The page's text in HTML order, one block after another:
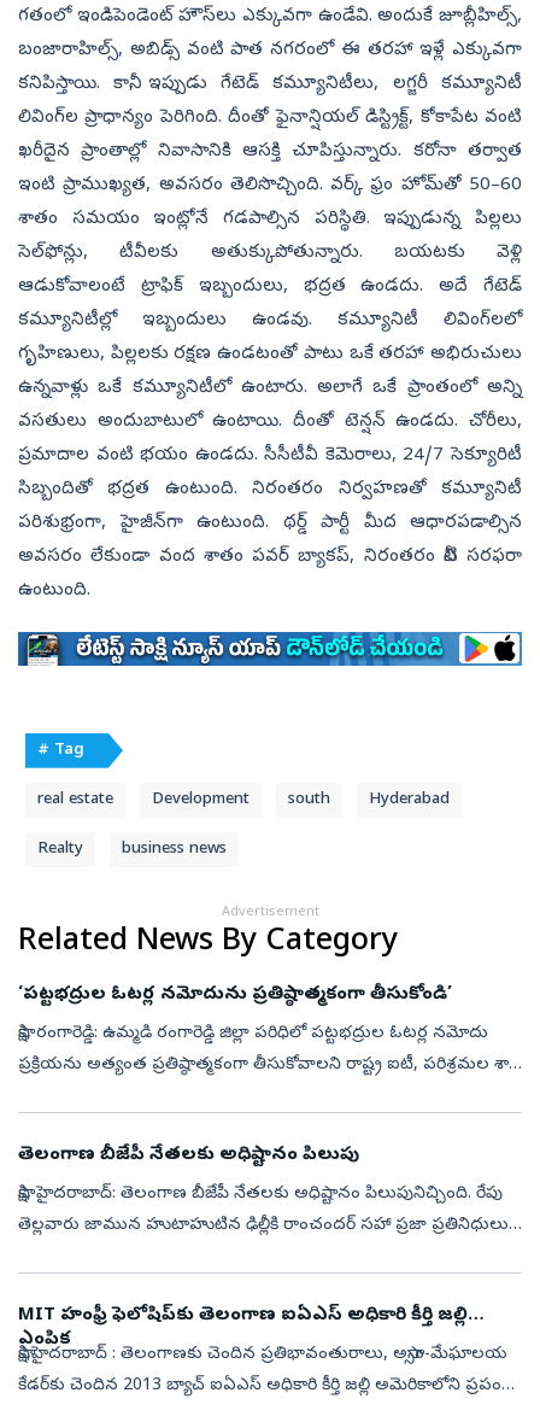
గతంలో ఇండిపెండెంట్‌ హౌస్‌లు ఎక్కువగా ఉండేవి. అందుకే జూబ్లీహిల్స్,
బంజారాహిల్స్, అబిడ్స్‌ వంటి పాత నగరంలో ఈ తరహా ఇళ్లే ఎక్కువగా
కనిపిస్తాయి. కానీ, ఇప్పుడు గేటెడ్‌ కమ్యూనిటీలు, లగ్జరీ కమ్యూనిటీ
లివింగ్‌ల ప్రాధాన్యం పెరిగింది. దీంతో ఫైనాన్షియల్‌ డిస్ట్రిక్ట్, కోకాపేట వంటి
ఖరీదైన ప్రాంతాల్లో నివాసానికి ఆసక్తి చూపిస్తున్నారు. కరోనా తర్వాత
ఇంటి ప్రాముఖ్యత, అవసరం తెలిసొచ్చింది. వర్క్‌ ఫ్రం హోమ్‌తో 50–60
శాతం సమయం ఇంట్లోనే గడపాల్సిన పరిస్థితి. ఇప్పుడున్న పిల్లలు
సెల్‌ఫోన్లు, టీవీలకు అతుక్కుపోతున్నారు. బయటకు వెళ్లి
ఆడుకోవాలంటే ట్రాఫిక్‌ ఇబ్బందులు, భద్రత ఉండదు. అదే గేటెడ్‌
కమ్యూనిటీల్లో ఇబ్బందులు ఉండవు. కమ్యూనిటీ లివింగ్‌లలో
గృహిణులు, పిల్లలకు రక్షణ ఉండటంతో పాటు ఒకే తరహా అభిరుచులు
ఉన్నవాళ్లు ఒకే కమ్యూనిటీలో ఉంటారు. అలాగే ఒకే ప్రాంతంలో అన్ని
వసతులు అందుబాటులో ఉంటాయి. దీంతో టెన్షన్‌ ఉండదు. చోరీలు,
ప్రమాదాల వంటి భయం ఉండదు. సీసీటీవీ కెమెరాలు, 24/7 సెక్యూరిటీ
సిబ్బందితో భద్రత ఉంటుంది. నిరంతరం నిర్వహణతో కమ్యూనిటీ
పరిశుభ్రంగా, హైజీన్‌గా ఉంటుంది. థర్డ్‌ పార్టీ మీద ఆధారపడాల్సిన
అవసరం లేకుండా వంద శాతం పవర్‌ బ్యాకప్, నిరంతరం నీటి సరఫరా
ఉంటుంది.
# Tag
real estate Development south Hyderabad
Realty business news
Advertisement
Related News By Category
‘పట్టభద్రుల ఓటర్ల నమోదును ప్రతిష్ఠాత్మకంగా తీసుకోండి’
సాక్షి, రంగారెడ్డి: ఉమ్మడి రంగారెడ్డి జిల్లా పరిధిలో పట్టభద్రుల ఓటర్ల నమోదు
ప్రక్రియను అత్యంత ప్రతిష్ఠాత్మకంగా తీసుకోవాలని రాష్ట్ర ఐటీ, పరిశ్రమల శాఖ
తెలంగాణ బీజేపీ నేతలకు అధిష్టానం పిలుపు
సాక్షి, హైదరాబాద్‌: తెలంగాణ బీజేపీ నేతలకు అధిష్టానం పిలుపునిచ్చింది. రేపు
తెల్లవారు జామున హుటాహుటిన ఢిల్లీకి రాంచందర్ సహా ప్రజా ప్రతినిధులు
MIT హంఫ్రీ ఫెలోషిప్‌కు తెలంగాణ ఐఏఎస్ అధికారి కీర్తి జల్లి
ఎంపిక
సాక్షి,హైదరాబాద్‌ : తెలంగాణకు చెందిన ప్రతిభావంతురాలు, అస్సాం-మేఘాలయ
కేడర్‌కు చెందిన 2013 బ్యాచ్ ఐఏఎస్ అధికారి కీర్తి జల్లి అమెరికాలోని ప్రపంచ